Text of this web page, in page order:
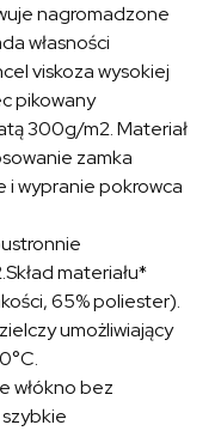
nagromadzone
własności
viskoza wysokiej
pikowany
300g/m2. Materiał
zamka
i wypranie pokrowca
materiału*
65% poliester).
umożliwiający
włókno bez